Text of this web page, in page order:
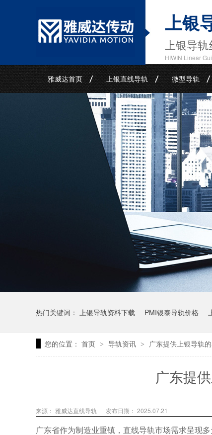
上银
上银导
HIWIN Linear
雅威达首页 上银直线导轨 微型导轨
热门关键词： 上银导轨资料下载 PMI银泰导轨价格
您的位置： 首页 > 导轨资讯 > 广东提供上银导轨
广东提
来源： 雅威达直线导轨 发布日期： 2025.07.21
广东省作为制造业重镇，直线导轨市场需求呈现